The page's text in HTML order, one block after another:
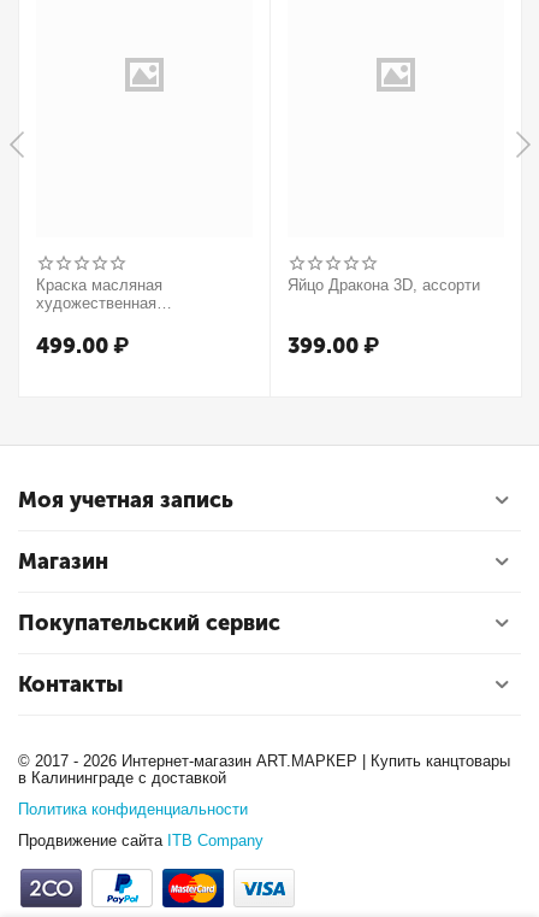
Краска масляная
художественная
37мл, туба, оранжевый
499.00₽
Яйцо Дракона 3D, ассорти
399.00₽
Моя учетная запись
Магазин
Покупательский сервис
Контакты
© 2017 - 2026 Интернет-магазин ART.МАРКЕР | Купить канцтовары
в Калининграде с доставкой
Политика конфиденциальности
Продвижение сайта ITB Company